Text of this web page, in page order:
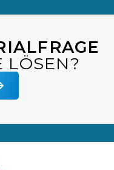
LÖSEN?